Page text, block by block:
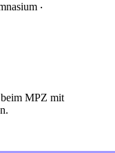
‧
MPZ mit